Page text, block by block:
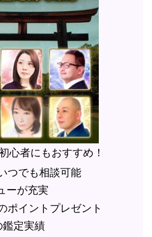
心者にもおすすめ！
つでも相談可能
ーが充実
ポイントプレゼント
鑑定実績